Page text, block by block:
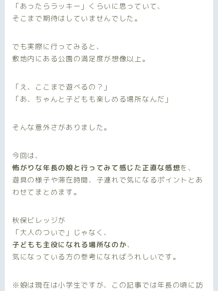
「あったらラッキー」くらいに思っていて、
そこまで期待はしていませんでした。
でも実際に行ってみると、
敷地内にある公園の満足度が想像以上。
「え、ここまで遊べるの？」
「あ、ちゃんと子どもも楽しめる場所なんだ」
そんな意外さがありました。
今回は、
怖がりな年長の娘と行ってみて感じた正直な感想を、
遊具の様子や滞在時間、子連れで気になるポイントとあ
わせてまとめます。
秋保ビレッジが
「大人のついで」じゃなく、
子どもも主役になれる場所なのか、
気になっている方の参考になればうれしいです。
※娘は現在は小学生ですが、この記事では年長の頃に訪